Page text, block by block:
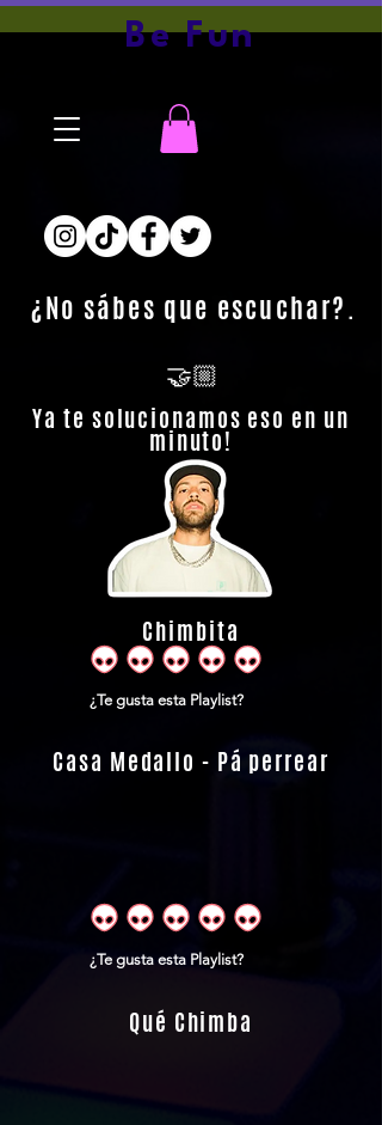
Be Fun
¿No sábes que escuchar?.
🤝🏼
Ya te solucionamos eso en un
minuto!
Chimbita
¿Te gusta esta Playlist?
Casa Medallo - Pá perrear
¿Te gusta esta Playlist?
Qué Chimba